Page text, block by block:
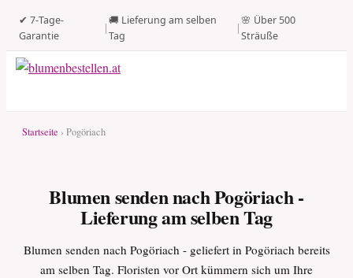
✔ 7-Tage-
Garantie
|
🚚 Lieferung am selben
Tag
|
🌸 Über 500
Sträuße
Startseite › Pogöriach
Blumen senden nach Pogöriach -
Lieferung am selben Tag
Blumen senden nach Pogöriach - geliefert in Pogöriach bereits
am selben Tag. Floristen vor Ort kümmern sich um Ihre